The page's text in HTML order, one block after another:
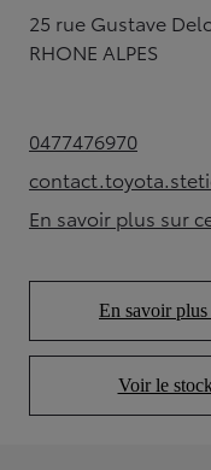
25 rue Gustave
RHONE ALPES
0477476970
En savoir plus sur
En savoir plus
Voir le